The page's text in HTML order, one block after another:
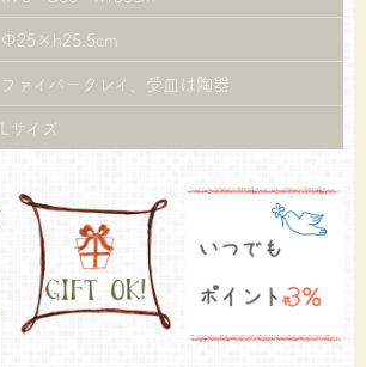
Φ25×h25.5cm
ファイバークレイ、受皿は陶器
Lサイズ